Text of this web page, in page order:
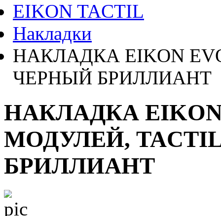
EIKON TACTIL
Накладки
НАКЛАДКА EIKON
ЧЕРНЫЙ БРИЛЛИАНТ
НАКЛАДКА
МОДУЛЕЙ,
БРИЛЛИАНТ